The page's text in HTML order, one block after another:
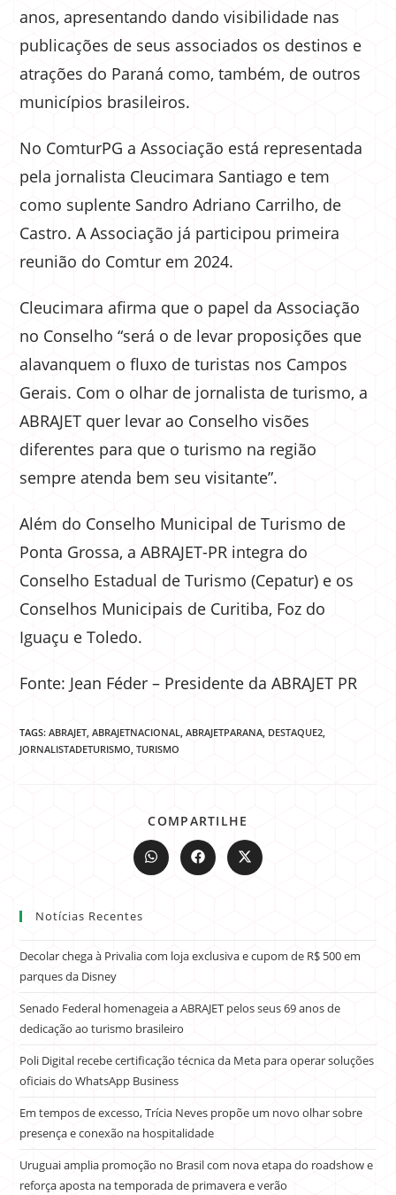
anos, apresentando dando visibilidade nas
publicações de seus associados os destinos e
atrações do Paraná como, também, de outros
municípios brasileiros.
No ComturPG a Associação está representada
pela jornalista Cleucimara Santiago e tem
como suplente Sandro Adriano Carrilho, de
Castro. A Associação já participou primeira
reunião do Comtur em 2024.
Cleucimara afirma que o papel da Associação
no Conselho “será o de levar proposições que
alavanquem o fluxo de turistas nos Campos
Gerais. Com o olhar de jornalista de turismo, a
ABRAJET quer levar ao Conselho visões
diferentes para que o turismo na região
sempre atenda bem seu visitante”.
Além do Conselho Municipal de Turismo de
Ponta Grossa, a ABRAJET-PR integra do
Conselho Estadual de Turismo (Cepatur) e os
Conselhos Municipais de Curitiba, Foz do
Iguaçu e Toledo.
Fonte: Jean Féder – Presidente da ABRAJET PR
TAGS:ABRAJET, ABRAJETNACIONAL, ABRAJETPARANA, DESTAQUE2,
JORNALISTADETURISMO, TURISMO
COMPARTILHE
Notícias Recentes
Decolar chega à Privalia com loja exclusiva e cupom de R$ 500 em
parques da Disney
Senado Federal homenageia a ABRAJET pelos seus 69 anos de
dedicação ao turismo brasileiro
Poli Digital recebe certificação técnica da Meta para operar soluções
oficiais do WhatsApp Business
Em tempos de excesso, Trícia Neves propõe um novo olhar sobre
presença e conexão na hospitalidade
Uruguai amplia promoção no Brasil com nova etapa do roadshow e
reforça aposta na temporada de primavera e verão